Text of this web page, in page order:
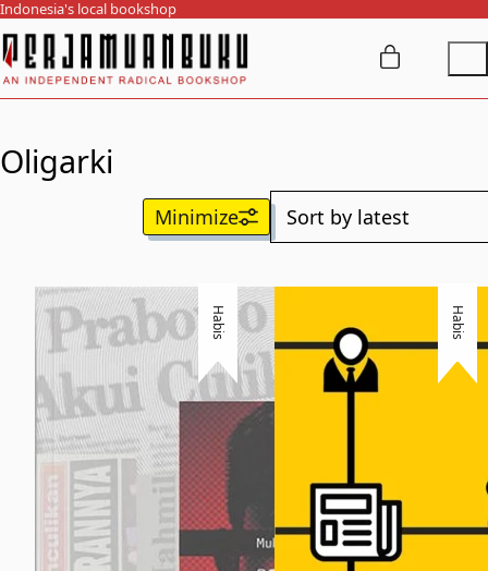
Indonesia's local bookshop
Oligarki
Habis Habis